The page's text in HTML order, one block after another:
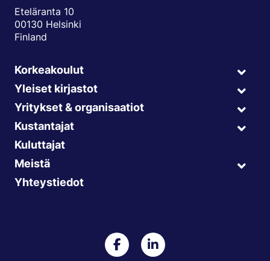
Eteläranta 10
00130 Helsinki
Finland
Korkeakoulut
child
menu
Yleiset kirjastot
child
menu
Yritykset & organisaatiot
child
menu
Kustantajat
Kuluttajat
Meistä
Yhteystiedot
Ellibs Facebookissa
Ellibs LinkedInissä